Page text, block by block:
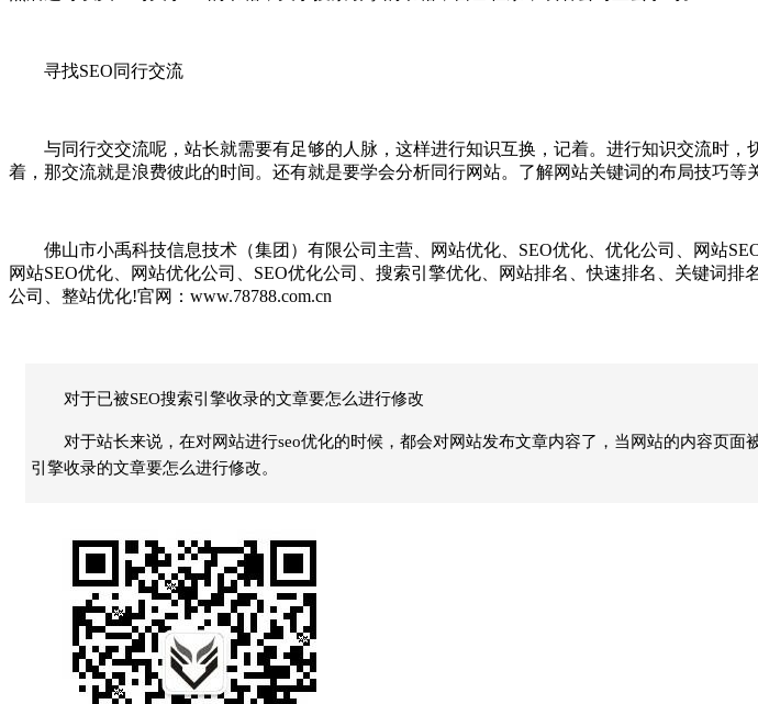
寻找SEO同行交流
与同行交交流呢，站长就需要有足够的人脉，这样进行知识互换，记着。进行知识交流时，
着，那交流就是浪费彼此的时间。还有就是要学会分析同行网站。了解网站关键词的布局技巧等
佛山市小禹科技信息技术（集团）有限公司主营、网站优化、SEO优化、优化公司、网站
网站SEO优化、网站优化公司、SEO优化公司、搜索引擎优化、网站排名、快速排名、关键词
公司、整站优化!官网：www.78788.com.cn
对于已被SEO搜索引擎收录的文章要怎么进行修改
对于站长来说，在对网站进行seo优化的时候，都会对网站发布文章内容了，当网站的内容页
引擎收录的文章要怎么进行修改。